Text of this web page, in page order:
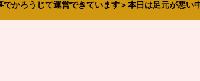
かろうじて運営できています＞本日は足元が悪い